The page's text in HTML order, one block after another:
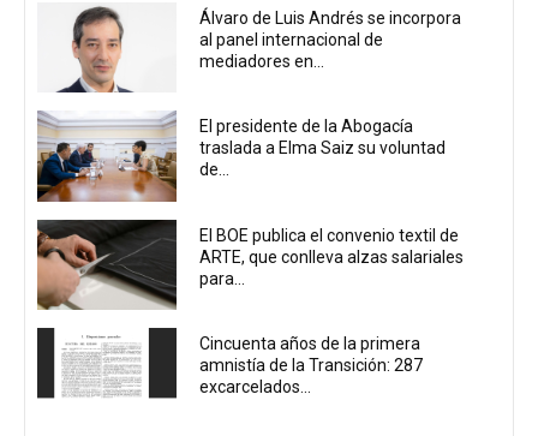
Álvaro de Luis Andrés se incorpora
al panel internacional de
mediadores en...
El presidente de la Abogacía
traslada a Elma Saiz su voluntad
de...
El BOE publica el convenio textil de
ARTE, que conlleva alzas salariales
para...
Cincuenta años de la primera
amnistía de la Transición: 287
excarcelados...